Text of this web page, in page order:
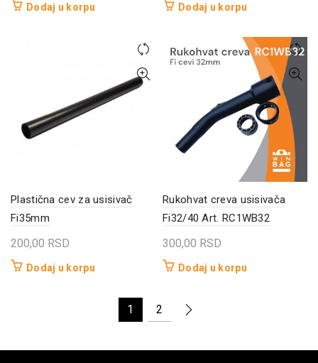
Dodaj u korpu Dodaj u korpu
Plastična cev za usisivač
Fi35mm
200,00 RSD
Dodaj u korpu
Rukohvat creva usisivača
Fi32/40 Art. RC1WB32
300,00 RSD
Dodaj u korpu
1 2